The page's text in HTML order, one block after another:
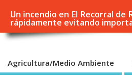
Un incendio en El Recorral de
rápidamente evitando
Agricultura/Medio Ambiente